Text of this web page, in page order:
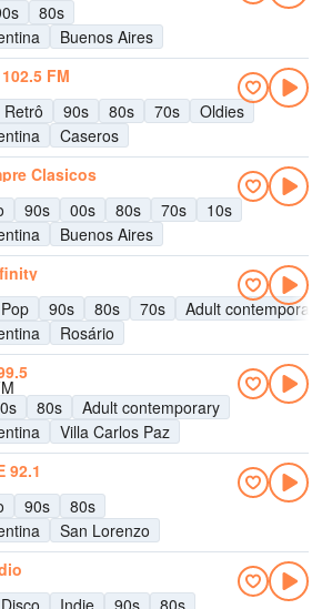
80s
Buenos Aires
FM
Retrô 90s 80s 70s
Oldies
Caseros
Clasicos
90s 00s 80s 70s
10s
Buenos Aires
Pop 90s 80s 70s
Adult contemporary
Rosário
80s
Adult contemporary
Villa Carlos Paz
92.1
90s
80s
San Lorenzo
Disco Indie 90s 80s